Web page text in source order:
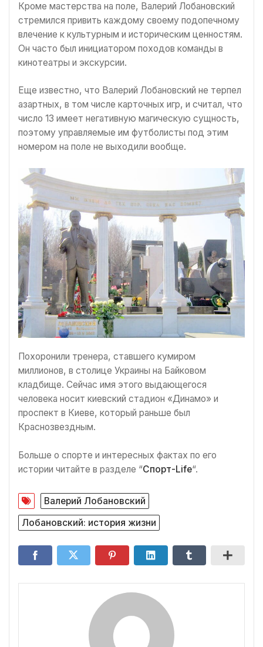
Кроме мастерства на поле, Валерий Лобановский
стремился привить каждому своему подопечному
влечение к культурным и историческим ценностям.
Он часто был инициатором походов команды в
кинотеатры и экскурсии.
Еще известно, что Валерий Лобановский не терпел
азартных, в том числе карточных игр, и считал, что
число 13 имеет негативную магическую сущность,
поэтому управляемые им футболисты под этим
номером на поле не выходили вообще.
Похоронили тренера, ставшего кумиром
миллионов, в столице Украины на Байковом
кладбище. Сейчас имя этого выдающегося
человека носит киевский стадион «Динамо» и
проспект в Киеве, который раньше был
Краснозвездным.
Больше о спорте и интересных фактах по его
истории читайте в разделе “Спорт-Life“.
Валерий Лобановский
Лобановский: история жизни